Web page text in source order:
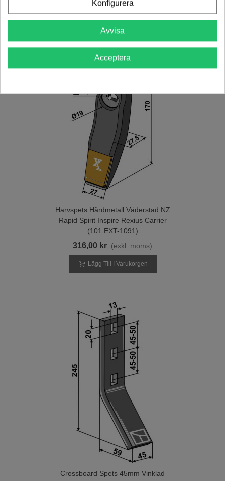
Harvspets Hårdmetall Väderstad NZ
Rapid Spirit Inspire Rexius Carrier
(101.EXT-1091)
316,00 kr (exkl. moms)
Lägg Till I Varukorgen
Crossboard Spets 45mm Vinklad
Konfigurera
Avvisa
Acceptera